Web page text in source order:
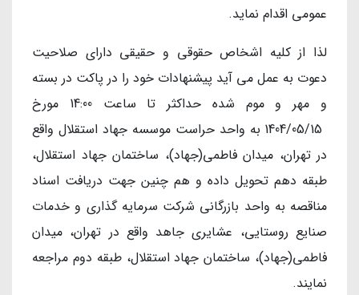
عمومی اقدام نماید.
لذا از کلیه اشخاص حقوقی و حقیقی دارای صلاحیت
دعوت به عمل می آید پیشنهادات خود را در پاکت در بسته
و مهر و موم شده حداکثر تا ساعت 14:00 مورخ
1404/05/15 به واحد حراست موسسه جهاد استقلال واقع
در تهران، میدان فاطمی(جهاد)، ساختمان جهاد استقلال،
طبقه دهم تحویل داده و هم چنین جهت دریافت اسناد
مناقصه به واحد بازرگانی شرکت سرمایه گذاری و خدمات
صنایع روستایی، عشایری جاهد واقع در تهران، میدان
فاطمی(جهاد)، ساختمان جهاد استقلال، طبقه دوم مراجعه
نمایند.